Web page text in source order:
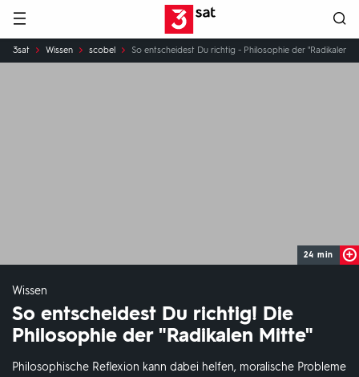
Hauptnavigation 3SAT
Sie
sind
3sat Wissen scobel So entscheidest Du richtig - Philosophie der "Radikalen
24 min
Wissen
So entscheidest Du richtig! Die
Philosophie der "Radikalen Mitte"
Philosophische Reflexion kann dabei helfen, moralische Probleme